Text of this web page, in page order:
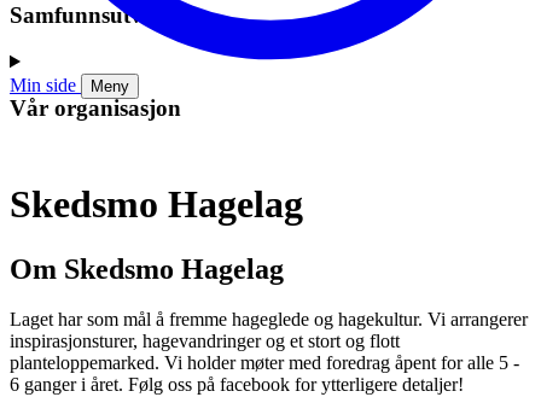
Min side Meny
Samfunnsutvikling
Vår organisasjon
Skedsmo Hagelag
Om Skedsmo Hagelag
Laget har som mål å fremme hageglede og hagekultur. Vi arrangerer
inspirasjonsturer, hagevandringer og et stort og flott
planteloppemarked. Vi holder møter med foredrag åpent for alle 5 -
6 ganger i året. Følg oss på facebook for ytterligere detaljer!